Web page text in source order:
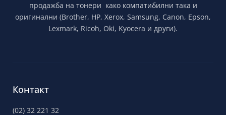
продажба на тонери како компатибилни така и
оригинални (Brother, HP, Xerox, Samsung, Canon, Epson,
Lexmark, Ricoh, Oki, Kyocera и други).
Контакт
(02) 32 221 32